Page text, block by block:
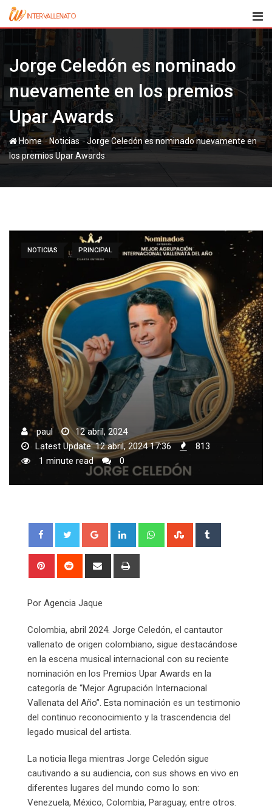
Skip
Jorge Celedón es nominado
nuevamente en los premios
Upar Awards
Home-Noticias-Jorge Celedón es nominado nuevamente en
los premios Upar Awards
NOTICIAS PRINCIPAL
paul
12 abril, 2024
Latest Update: 12 abril, 2024 17:36
813
1 minute read
0
Google+ LinkedIn WhatsappStumbleUpon
Pinterest Reddit
Share
Por Agencia Jaque
Colombia, abril 2024. Jorge Celedón, el cantautor
vallenato de origen colombiano, sigue destacándose
en la escena musical internacional con su reciente
nominación en los Premios Upar Awards en la
categoría de ‘‘Mejor Agrupación Internacional
Vallenata del Año’’. Esta nominación es un testimonio
del continuo reconocimiento y la trascendencia del
legado musical del artista.
La noticia llega mientras Jorge Celedón sigue
cautivando a su audiencia, con sus shows en vivo en
diferentes lugares del mundo como lo son:
Venezuela, México, Colombia, Paraguay, entre otros.